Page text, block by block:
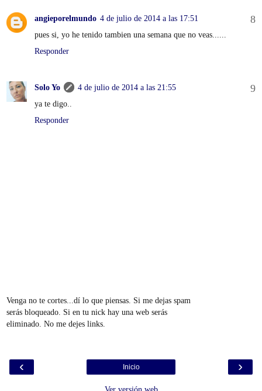
angieporelmundo 4 de julio de 2014 a las 17:51
pues si, yo he tenido tambien una semana que no veas......
Responder
Solo Yo
4 de julio de 2014 a las 21:55
ya te digo..
Responder
Venga no te cortes...dí lo que piensas. Si me dejas spam
serás bloqueado. Si en tu nick hay una web serás
eliminado. No me dejes links.
‹ ›
Inicio